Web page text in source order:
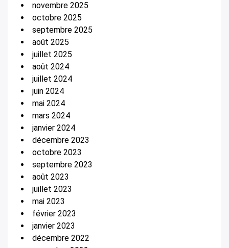
novembre 2025
octobre 2025
septembre 2025
août 2025
juillet 2025
août 2024
juillet 2024
juin 2024
mai 2024
mars 2024
janvier 2024
décembre 2023
octobre 2023
septembre 2023
août 2023
juillet 2023
mai 2023
février 2023
janvier 2023
décembre 2022